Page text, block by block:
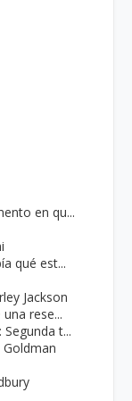
en qu...
qué est...
Jackson
rese...
t...